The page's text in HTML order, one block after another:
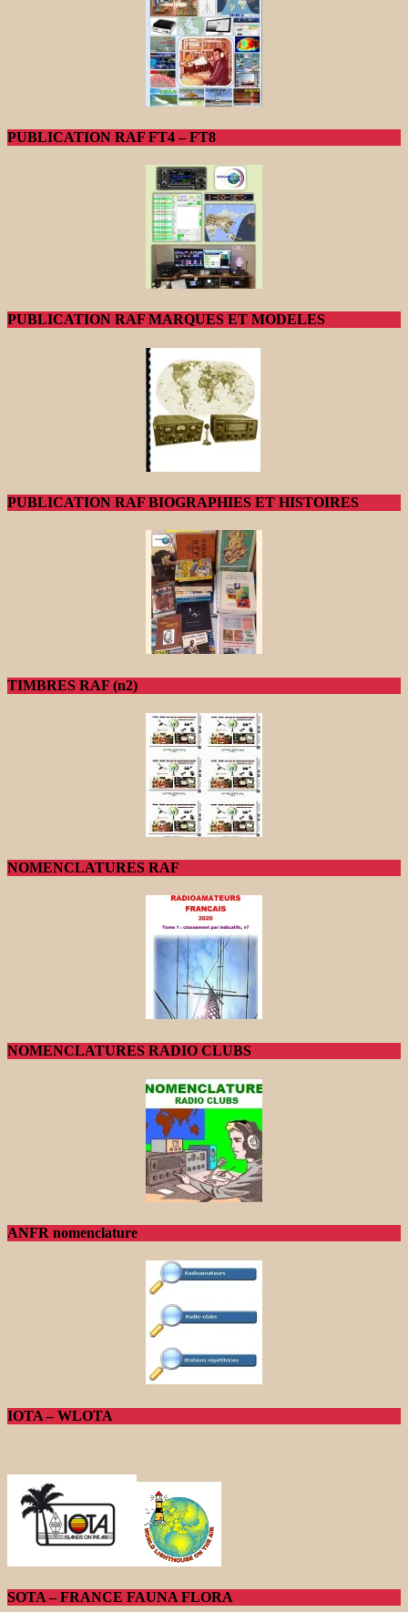
PUBLICATION RAF FT4 – FT8
PUBLICATION RAF MARQUES ET MODELES
PUBLICATION RAF BIOGRAPHIES ET HISTOIRES
TIMBRES RAF (n2)
NOMENCLATURES RAF
NOMENCLATURES RADIO CLUBS
ANFR nomenclature
IOTA – WLOTA
SOTA – FRANCE FAUNA FLORA